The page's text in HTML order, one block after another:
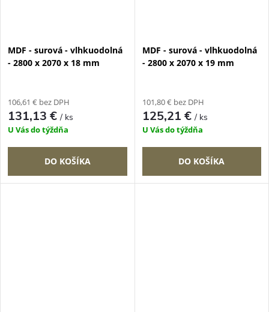
MDF - surová - vlhkuodolná
- 2800 x 2070 x 18 mm
106,61 € bez DPH
131,13 €/ ks
U Vás do týždňa
DO KOŠÍKA
MDF - surová - vlhkuodolná
- 2800 x 2070 x 19 mm
101,80 € bez DPH
125,21 €/ ks
U Vás do týždňa
DO KOŠÍKA